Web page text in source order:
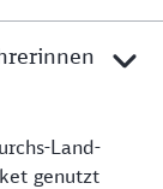
Land-
genutzt